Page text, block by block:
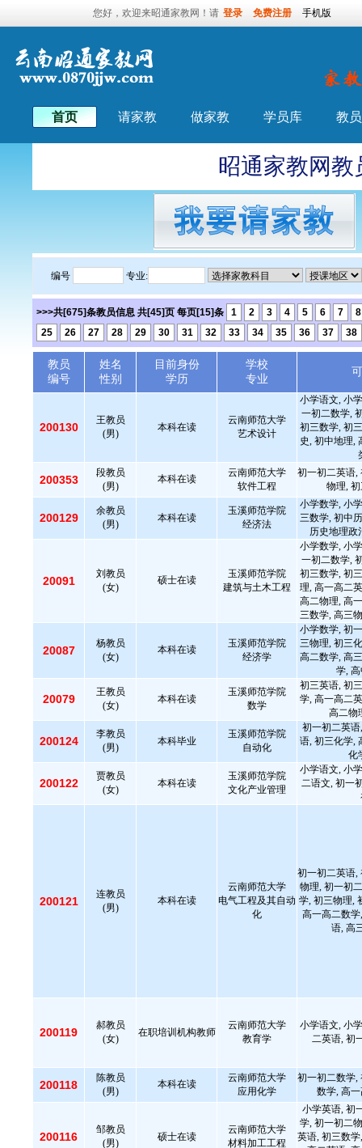
您好，欢迎来昭通家教网！请 登录 免费注册 手机版
首页 请家教 做家教 学员库 教
昭通家教网教
编号 专业:
>>>共[675]条教员信息 共[45]页 每页[15]条 1 2 3 4 5 6 7
8
25
26 27 28 29 30 31 32 33 34 35 36 37 38
教员
编号
姓名
性别
目前身份
学历
学校
专业
200130
王教员
(男)
本科在读
云南师范大学
艺术设计
小学语文, 小
一初二数学,
初三数学, 初
史, 初中地理,
200353
段教员
(男)
本科在读
云南师范大学
软件工程
初一初二英语,
物理,
200129
余教员
(男)
本科在读
玉溪师范学院
经济法
小学数学, 小
三数学, 初中
历史地理政
20091
刘教员
(女)
硕士在读
玉溪师范学院
建筑与土木工程
小学数学, 小
一初二数学,
初三数学, 初
理, 高一高二
高二物理, 高
三数学, 高三
20087
杨教员
(女)
本科在读
玉溪师范学院
经济学
小学数学, 初
三物理, 初三
高二数学, 高
学,
20079
王教员
(女)
本科在读
玉溪师范学院
数学
初三英语, 初
学, 高一高二
高二物
200124
李教员
(男)
本科毕业
玉溪师范学院
自动化
初一初二英
语, 初三化学,
化
200122
贾教员
(女)
本科在读
玉溪师范学院
文化产业管理
小学语文, 小
二语文, 初一
200121
连教员
(男)
本科在读
云南师范大学
电气工程及其自动
化
初一初二英语,
物理, 初一初
学, 初三物理,
高一高二数
语, 高
200119
郝教员
(女)
在职培训机构教师
云南师范大学
教育学
小学语文, 小
二英语, 初
200118
陈教员
(男)
本科在读
云南师范大学
应用化学
初一初二数学,
数学, 高
200116
邹教员
(男)
硕士在读
云南师范大学
材料加工工程
小学英语, 初
学, 初一初二
英语, 初三数